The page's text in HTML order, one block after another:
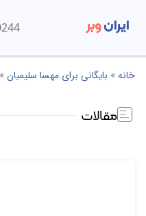
ایرانوبر
خانه» بایگانی برای مهسا سلیمیان»
مقالات